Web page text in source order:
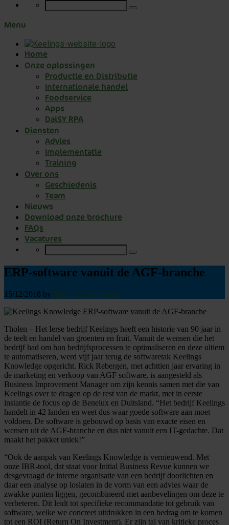
Menu
Home
Onze oplossingen
Productie en Distributie
Internationale handel
Foodservice
Apps
DaiSY RPA
Diensten
Advies
Implementatie
Training
Over ons
Geschiedenis
Team
Nieuws
Download onze brochure
FAQs
Vacatures
ERP-software vanuit de AGF-branche
15/12/2018 by Keelings Knowledge
Tholen – Het Ierse bedrijf Keelings heeft een historie van 90 jaar in
de teelt en handel van groenten en fruit. Vanuit de wensen die het
bedrijf had om hun bedrijfsprocessen te optimaliseren en deze ultiem
te automatiseren, werd vijf jaar terug de softwaretak Keelings
Knowledge opgericht. Rick Rebergen, met achttien jaar ervaring in
de marketing en verkoop van AGF software, is aangesteld als
Business Improvement Manager om zijn kennis samen met die van
Keelings over te dragen op de rest van de markt, met in eerste
instantie de focus op de Benelux en Duitsland. “Het bedrijf Keelings
handelt in 42 landen en weet dus waar goede software aan moet
voldoen. De software is gebouwd op basis van exacte eisen en
wensen uit de AGF-branche en dus niet vanuit een IT-gedachte. Dat
maakt het pakket uniek!”
“Ook de aanpak van Keelings Knowledge is vernieuwend. Met
onze IBR-tool, dat staat voor Initial Business Revue kunnen we
desgevraagd de interne organisatie van een bedrijf doorlichten en
daar een analyse op loslaten in de vorm van een advies waar de
zwakke punten liggen, gecombineerd met aanbevelingen om deze te
verbeteren. Dit leidt tot specifieke recommandatie tot gebruik van
software, welke we concreet uitdrukken in een bedrag om te komen
tot een ROI (Return On Investment). Er zijn tal van kritieke proces